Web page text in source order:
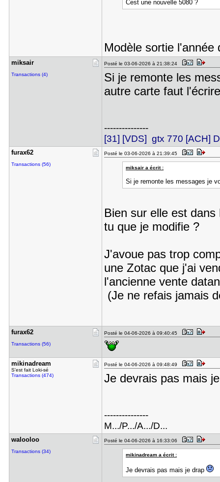
Cest une nouvelle 5080 ?
Modèle sortie
miksair
Transactions (4)
Posté le 03-06-2026 à 21:38:24
Si je remonte les
autre carte faut
---------------
[31] [VDS] gtx 770 [ACH]
furax62
Transactions (56)
Posté le 03-06-2026 à 21:39:45
miksair a écrit :
Si je remonte les messages je
Bien sur elle est
tu que je modifie ?
J'avoue pas trop
une Zotac que j'ai
l'ancienne vente
(Je ne refais jamais
furax62
Transactions (56)
Posté le 04-06-2026 à 09:40:45
mikinadrea​m
S'est fait Loki-sé
Transactions (474)
Posté le 04-06-2026 à 09:48:49
Je devrais pas mais
---------------
M.../P.../A.../D...
walooloo
Transactions (34)
Posté le 04-06-2026 à 16:33:06
mikinadream a écrit :
Je devrais pas mais je drap